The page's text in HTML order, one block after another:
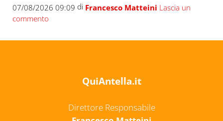
07/08/2026 09:09 di Francesco Matteini Lascia un
commento
QuiAntella.it
Direttore Responsabile